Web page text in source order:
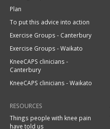
Plan
To put this advice into action
Exercise Groups - Canterbury
Exercise Groups - Waikato
KneeCAPS clinicians -
Canterbury
KneeCAPS clinicians - Waikato
RESOURCES
Things people with knee pain
have told us